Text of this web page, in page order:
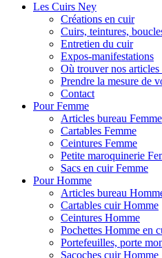
Les Cuirs Ney
Créations en cuir
Cuirs, teintures,
Entretien du cuir
Expos-manifestations
Où trouver nos articles
Prendre la mesure de
Contact
Pour Femme
Articles bureau Femme
Cartables Femme
Ceintures Femme
Petite maroquinerie
Sacs en cuir Femme
Pour Homme
Articles bureau
Cartables cuir Homme
Ceintures Homme
Pochettes Homme en
Portefeuilles, porte
Sacoches cuir Homme